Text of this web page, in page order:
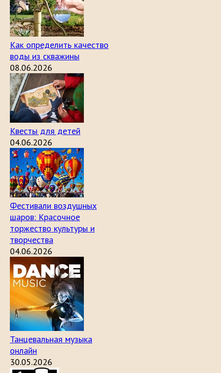
Как определить качество
воды из скважины
08.06.2026
Квесты для детей
04.06.2026
Фестивали воздушных
шаров: Красочное
торжество культуры и
творчества
04.06.2026
Танцевальная музыка
онлайн
30.05.2026